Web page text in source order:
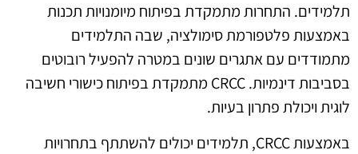
תלמידים. התחרות מתמקדת בפיתוח מיומנויות תכנות
באמצעות פלטפורמת סימולציה, שבה התלמידים
מתמודדים עם אתגרים שונים במטרה להפעיל רובוטים
בסביבות דינמיות. CRCC מתמקדת בפיתוח כישורי חשיבה
לוגית ויכולת פתרון בעיות.
באמצעות CRCC, תלמידים יכולים להשתתף בתחרויות